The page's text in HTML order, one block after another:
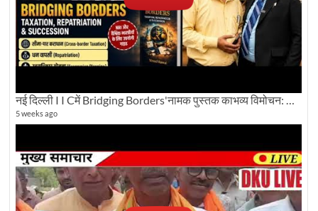
नई दिल्ली I I Cमें Bridging Borders'नामक पुस्तक काभव्य विमोचन: Dku ब्यूरो चीफ की ग्राउंड रिपोर्टिंग
5 weeks ago